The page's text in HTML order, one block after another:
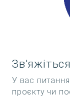
У вас
проєкту чи